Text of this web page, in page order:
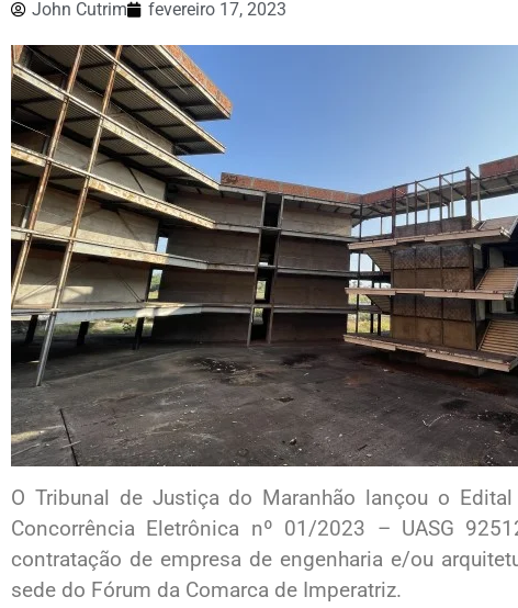
John Cutrim fevereiro 17, 2023
O Tribunal de Justiça do Maranhão lançou o
Concorrência Eletrônica nº 01/2023 – UASG
contratação de empresa de engenharia e/ou
sede do Fórum da Comarca de Imperatriz.